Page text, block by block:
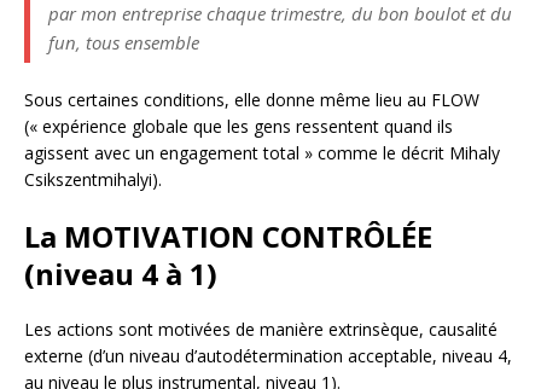
par mon entreprise chaque trimestre, du bon boulot et du
fun, tous ensemble
Sous certaines conditions, elle donne même lieu au FLOW
(« expérience globale que les gens ressentent quand ils
agissent avec un engagement total » comme le décrit Mihaly
Csikszentmihalyi).
La MOTIVATION CONTRÔLÉE
(niveau 4 à 1)
Les actions sont motivées de manière extrinsèque, causalité
externe (d’un niveau d’autodétermination acceptable, niveau 4,
au niveau le plus instrumental, niveau 1).